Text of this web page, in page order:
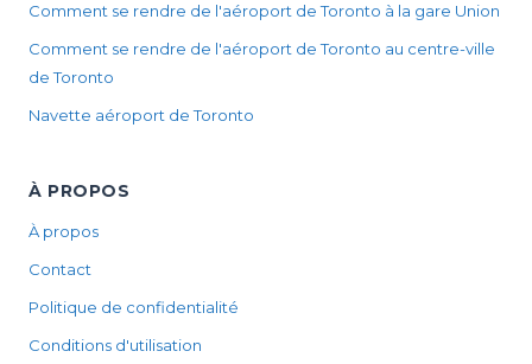
Comment se rendre de l'aéroport de Toronto à la gare Union
Comment se rendre de l'aéroport de Toronto au centre-ville
de Toronto
Navette aéroport de Toronto
À PROPOS
À propos
Contact
Politique de confidentialité
Conditions d'utilisation